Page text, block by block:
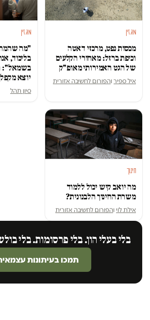
מגזין
מכסות נפט, מרכזי דאטה
וכיפת ברזל: מאחורי הקלעים
של הגט האמירותי מאופ"ק
איל ספיר והפורום לחשיבה אזורית
מגזין
"מה
בליכוד,
בשמאל":
יוצא
סיון תהל
חינוך
מה יואב קיש יכול ללמוד
משרת החינוך הלבנונית?
אילת לוי והפורום לחשיבה אזורית
בלי בעלי הון. בלי פרסומות. בלי
תמכו בעיתונות